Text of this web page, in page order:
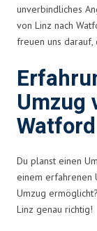
unverbindliches
von Linz nach
freuen uns
Umzug
Watford
Du planst einen
einem erfahrenen
Umzug
Linz genau richtig!